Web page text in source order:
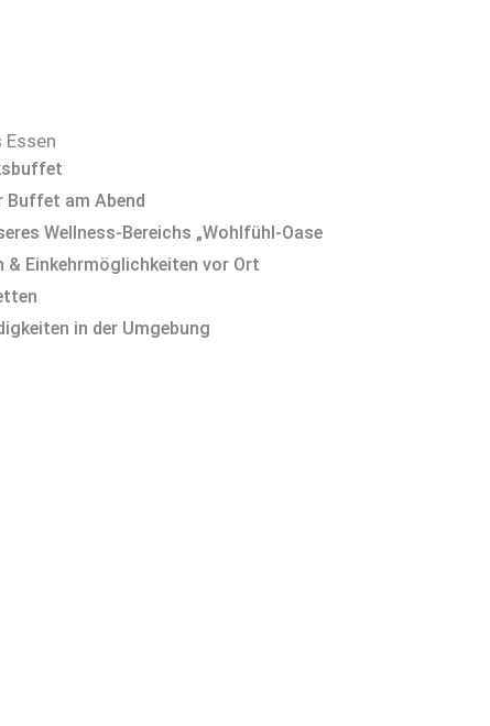
Buffet am Abend
Wellness-Bereichs „Wohlfühl-Oase
& Einkehrmöglichkeiten vor Ort
in der Umgebung